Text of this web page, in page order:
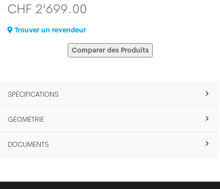
CHF 2’699.00
Trouver un revendeur
Comparer des Produits
SPÉCIFICATIONS
GÉOMÉTRIE
DOCUMENTS